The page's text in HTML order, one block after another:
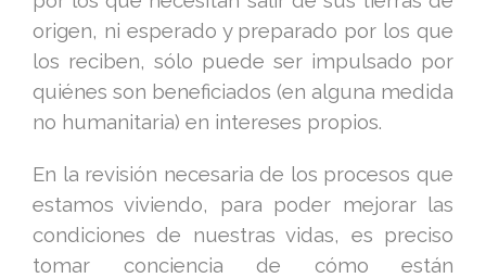
origen, ni esperado y preparado por los que
los reciben, sólo puede ser impulsado por
quiénes son beneficiados (en alguna medida
no humanitaria) en intereses propios.
En la revisión necesaria de los procesos que
estamos viviendo, para poder mejorar las
condiciones de nuestras vidas, es preciso
tomar conciencia de cómo están